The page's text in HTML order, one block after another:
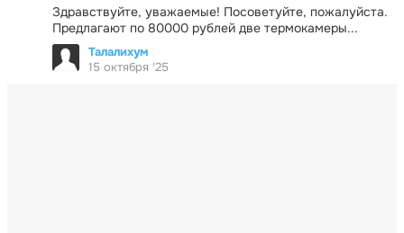
Здравствуйте, уважаемые! Посоветуйте, пожалуйста.
Предлагают по 80000 рублей две термокамеры...
Талалихум
15 октября '25